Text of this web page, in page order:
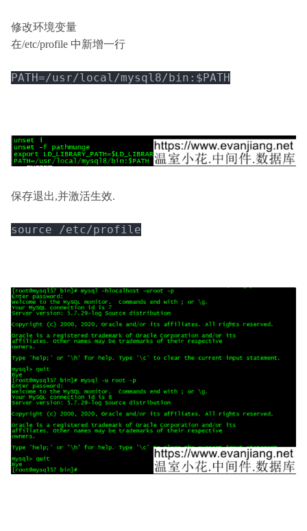
修改环境变量
在/etc/profile 中新增一行
PATH=/usr/local/mysql8/bin:$PATH
保存退出,并激活生效.
source /etc/profile